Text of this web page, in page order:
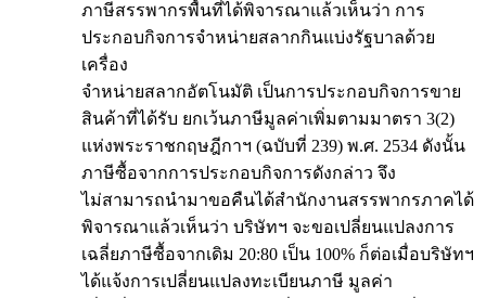
ภาษีสรรพากรพื้นที่ได้พิจารณาแล้วเห็นว่า การ
ประกอบกิจการจำหน่ายสลากกินแบ่งรัฐบาลด้วย
เครื่อง
จำหน่ายสลากอัตโนมัติ เป็นการประกอบกิจการขาย
สินค้าที่ได้รับ ยกเว้นภาษีมูลค่าเพิ่มตามมาตรา 3(2)
แห่งพระราชกฤษฎีกาฯ (ฉบับที่ 239) พ.ศ. 2534 ดังนั้น
ภาษีซื้อจากการประกอบกิจการดังกล่าว จึง
ไม่สามารถนำมาขอคืนได้สำนักงานสรรพากรภาคได้
พิจารณาแล้วเห็นว่า บริษัทฯ จะขอเปลี่ยนแปลงการ
เฉลี่ยภาษีซื้อจากเดิม 20:80 เป็น 100% ก็ต่อเมื่อบริษัทฯ
ได้แจ้งการเปลี่ยนแปลงทะเบียนภาษี มูลค่า